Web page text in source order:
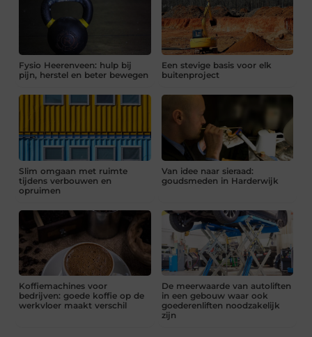
Fysio Heerenveen: hulp bij
pijn, herstel en beter bewegen
Een stevige basis voor elk
buitenproject
Slim omgaan met ruimte
tijdens verbouwen en
opruimen
Van idee naar sieraad:
goudsmeden in Harderwijk
Koffiemachines voor
bedrijven: goede koffie op de
werkvloer maakt verschil
De meerwaarde van autoliften
in een gebouw waar ook
goederenliften noodzakelijk
zijn